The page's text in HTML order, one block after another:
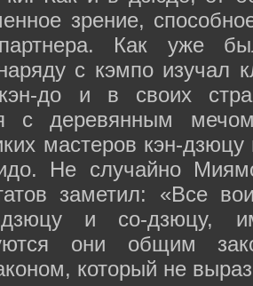
зрение,
Как уже
с кэмпо изучал
до и в своих
с деревянным
мастеров кэн-
Не случайно
заметил: «Все
дзюцу и со-дзюцу,
они общим
который не